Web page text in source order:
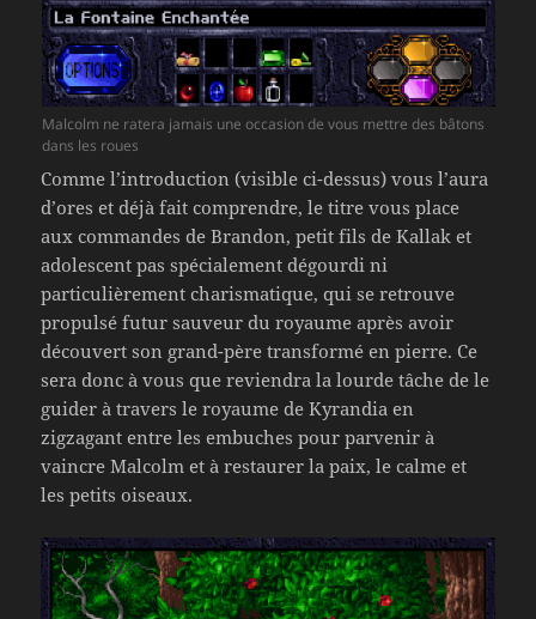
Malcolm ne ratera jamais une occasion de vous mettre des bâtons
dans les roues
Comme l’introduction (visible ci-dessus) vous l’aura
d’ores et déjà fait comprendre, le titre vous place
aux commandes de Brandon, petit fils de Kallak et
adolescent pas spécialement dégourdi ni
particulièrement charismatique, qui se retrouve
propulsé futur sauveur du royaume après avoir
découvert son grand-père transformé en pierre. Ce
sera donc à vous que reviendra la lourde tâche de le
guider à travers le royaume de Kyrandia en
zigzagant entre les embuches pour parvenir à
vaincre Malcolm et à restaurer la paix, le calme et
les petits oiseaux.